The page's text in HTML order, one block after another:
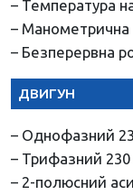
– Температура
– Манометрична
– Безперервна
ДВИГУН
– Однофазний
– Трифазний 230
– 2-полюсний